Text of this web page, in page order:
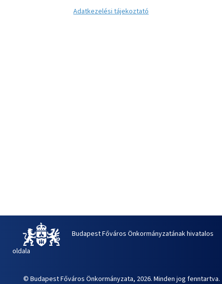
Adatkezelési tájekoztató
Budapest Főváros Önkormányzatának hivatalos
oldala
© Budapest Főváros Önkormányzata, 2026. Minden jog fenntartva.